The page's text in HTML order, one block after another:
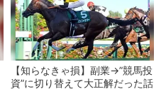
【知らなきゃ損】副業→”競馬投
資”に切り替えて大正解だった話